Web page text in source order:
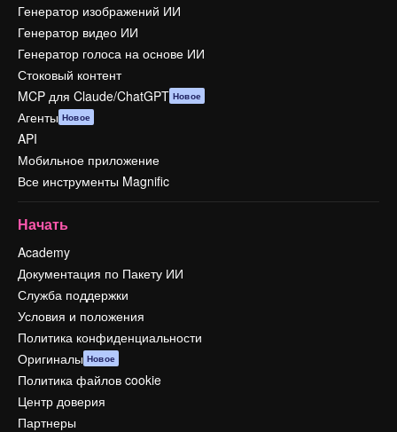
Генератор изображений ИИ
Генератор видео ИИ
Генератор голоса на основе ИИ
Стоковый контент
MCP для Claude/ChatGPT Новое
Агенты Новое
API
Мобильное приложение
Все инструменты Magnific
Начать
Academy
Документация по Пакету ИИ
Служба поддержки
Условия и положения
Политика конфиденциальности
Оригиналы Новое
Политика файлов cookie
Центр доверия
Партнеры